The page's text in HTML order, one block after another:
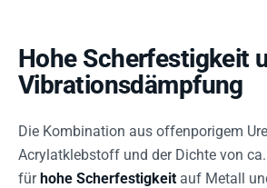
Hohe Scherfestigkeit
Vibrationsdämpfung
Die Kombination aus offenporigem
Acrylatklebstoff und der Dichte von
fürhohe Scherfestigkeit auf Metall